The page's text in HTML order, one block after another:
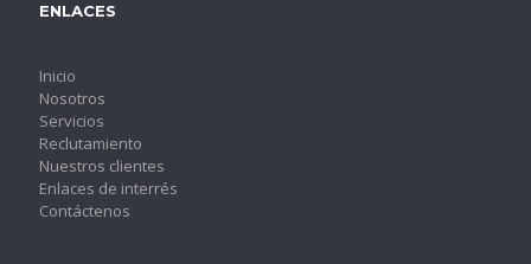
ENLACES
Inicio
Nosotros
Servicios
Reclutamiento
Nuestros clientes
Enlaces de interrés
Contáctenos